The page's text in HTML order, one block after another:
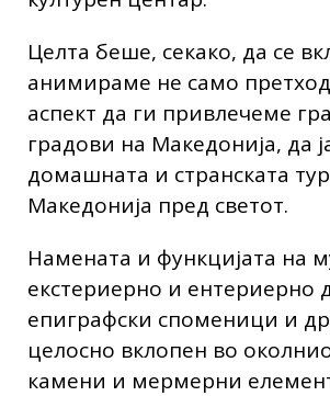
Целта беше, секако, да се
анимираме не само
аспект да ги привлечеме
градови на Македонија, да
домашната и странската
Македонија пред светот.
Намената и функцијата на
екстериерно и ентериерно
епиграфски споменици и
целосно вклопен во
камени и мермерни